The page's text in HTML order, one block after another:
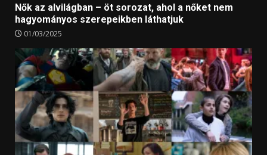
Nők az alvilágban – öt sorozat, ahol a nőket nem
hagyományos szerepeikben láthatjuk
01/03/2025